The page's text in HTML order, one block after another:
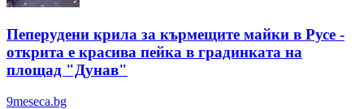
Пеперудени крила за кърмещите майки в Русе -
открита е красива пейка в градинката на
площад "Дунав"
9meseca.bg